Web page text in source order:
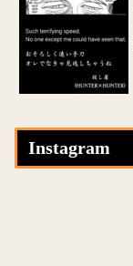
Instagram